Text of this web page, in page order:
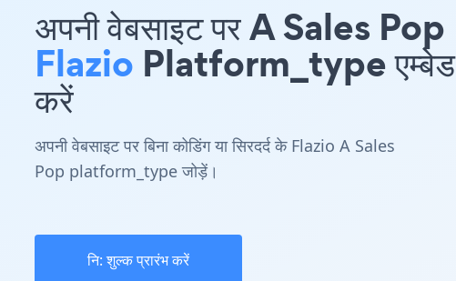
अपनी वेबसाइट पर A Sales Pop
Flazio Platform_type एम्बेड
करें
अपनी वेबसाइट पर बिना कोडिंग या सिरदर्द के Flazio A Sales
Pop platform_type जोड़ें।
नि: शुल्क प्रारंभ करें